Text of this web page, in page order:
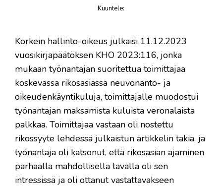
Kuuntele:
Korkein hallinto-oikeus julkaisi 11.12.2023
vuosikirjapäätöksen KHO 2023:116, jonka
mukaan työnantajan suoritettua toimittajaa
koskevassa rikosasiassa neuvonanto- ja
oikeudenkäyntikuluja, toimittajalle muodostui
työnantajan maksamista kuluista veronalaista
palkkaa. Toimittajaa vastaan oli nostettu
rikossyyte lehdessä julkaistun artikkelin takia, ja
työnantaja oli katsonut, että rikosasian ajaminen
parhaalla mahdollisella tavalla oli sen
intressissä ja oli ottanut vastattavakseen